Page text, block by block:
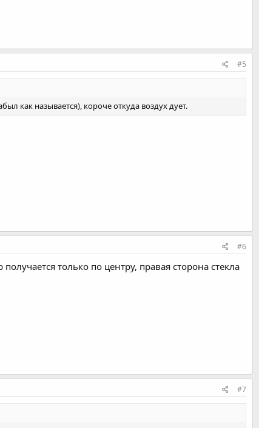
#5
как называется), короче откуда воздух дует.
#6
только по центру, правая сторона стекла
#7